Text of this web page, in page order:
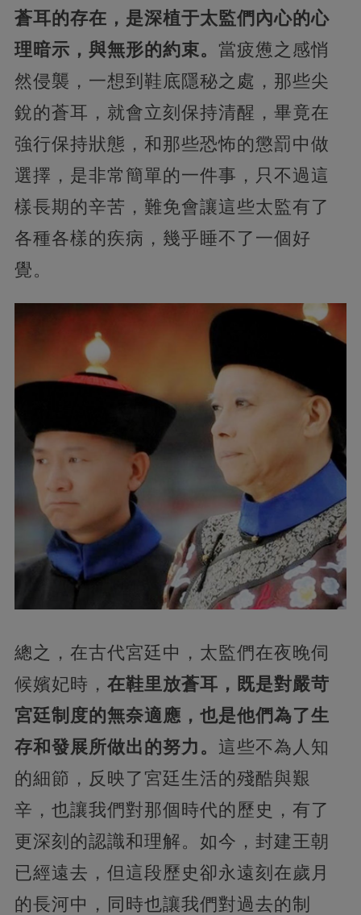
蒼耳的存在，是深植于太監們內心的心
理暗示，與無形的約束。 當疲憊之感悄
然侵襲，一想到鞋底隱秘之處，那些尖
銳的蒼耳，就會立刻保持清醒，畢竟在
強行保持狀態，和那些恐怖的懲罰中做
選擇，是非常簡單的一件事，只不過這
樣長期的辛苦，難免會讓這些太監有了
各種各樣的疾病，幾乎睡不了一個好
覺。
總之，在古代宮廷中，太監們在夜晚伺
候嬪妃時， 在鞋里放蒼耳，既是對嚴苛
宮廷制度的無奈適應，也是他們為了生
存和發展所做出的努力。 這些不為人知
的細節，反映了宮廷生活的殘酷與艱
辛，也讓我們對那個時代的歷史，有了
更深刻的認識和理解。如今，封建王朝
已經遠去，但這段歷史卻永遠刻在歲月
的長河中，同時也讓我們對過去的制